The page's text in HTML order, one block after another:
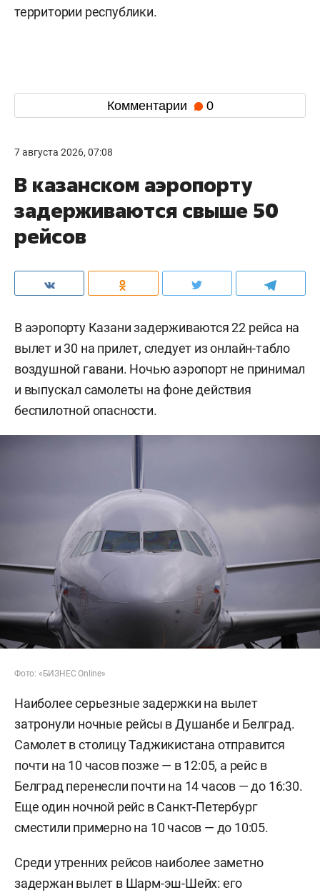
территории республики.
Комментарии 0
7 августа 2026, 07:08
В казанском аэропорту
задерживаются свыше 50
рейсов
В аэропорту Казани задерживаются 22 рейса на
вылет и 30 на прилет, следует из онлайн-табло
воздушной гавани. Ночью аэропорт не принимал
и выпускал самолеты на фоне действия
беспилотной опасности.
Фото: «БИЗНЕС Online»
Наиболее серьезные задержки на вылет
затронули ночные рейсы в Душанбе и Белград.
Самолет в столицу Таджикистана отправится
почти на 10 часов позже — в 12:05, а рейс в
Белград перенесли почти на 14 часов — до 16:30.
Еще один ночной рейс в Санкт-Петербург
сместили примерно на 10 часов — до 10:05.
Среди утренних рейсов наиболее заметно
задержан вылет в Шарм-эш-Шейх: его